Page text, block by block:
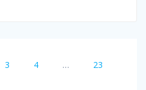
Sayfa
3 Sayfa
4 … Sayfa
23